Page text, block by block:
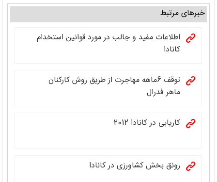
خبرهای مرتبط
اطلاعات مفید و جالب در مورد قوانین استخدام
کانادا
توقف 6ماهه مهاجرت از طریق روش کارکنان
ماهر فدرال
کاریابی در کانادا 2012
رونق بخش کشاورزی در کانادا